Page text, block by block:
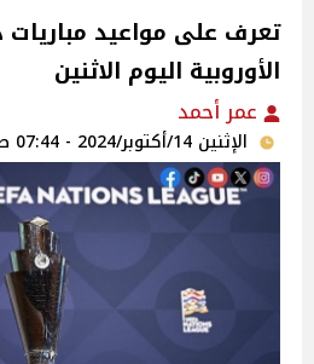
تعرف على مواعيد مباريات
الأوروبية اليوم الاثنين
عمر أحمد
الإثنين 14/أكتوبر/2024 - 07:44 ص